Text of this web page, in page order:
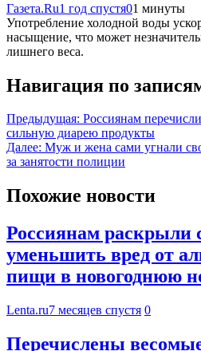
Газета.Ru1 год спустя01 минуты
Употребление холодной воды
насыщение, что может
лишнего веса.
Навигация по
Предыдущая: Россиянам
сильную диарею продукты
Далее: Муж и жена сами угнали
за занятости полиции
Похожие новости
Россиянам раскрыли
уменьшить вред от
пищи в новогоднюю
Lenta.ru7 месяцев спустя 0
Перечислены